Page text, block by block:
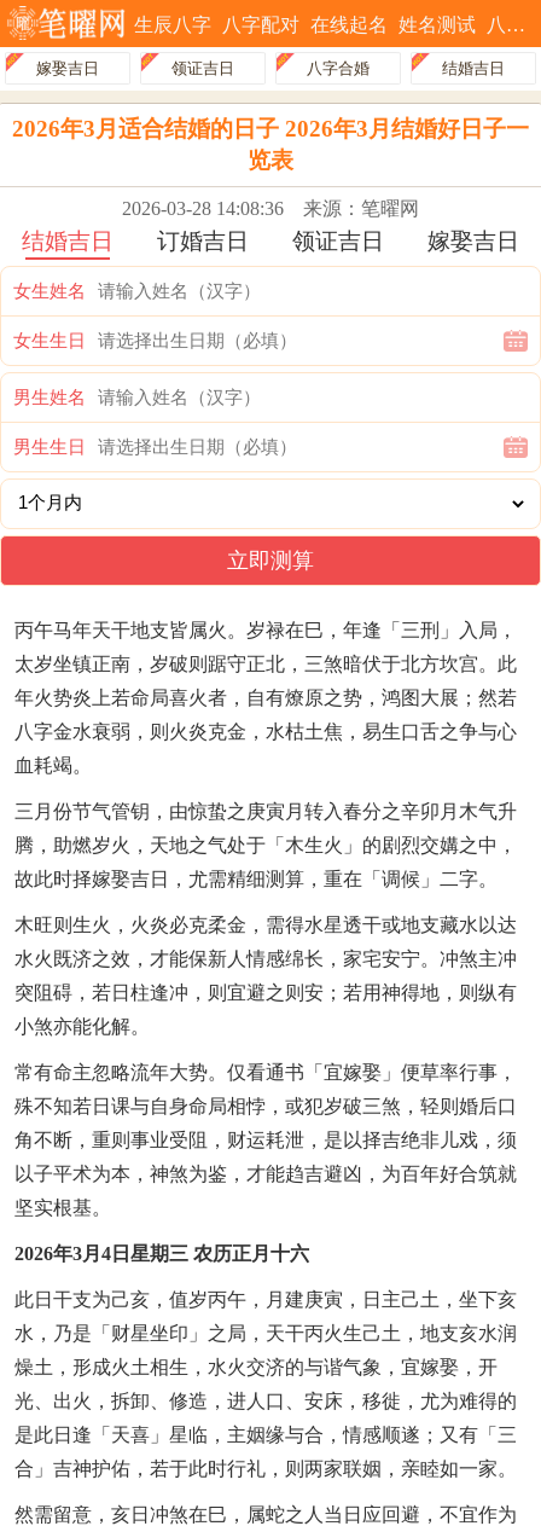
生辰八字 八字配对 在线起名 姓名测试 八字排盘
嫁娶吉日 领证吉日 八字合婚 结婚吉日
2026年3月适合结婚的日子 2026年3月结婚好日子一
览表
2026-03-28 14:08:36 来源：笔曜网
结婚吉日 订婚吉日 领证吉日 嫁娶吉日
女生姓名
女生生日
男生姓名
男生生日
立即测算
丙午马年天干地支皆属火。岁禄在巳，年逢「三刑」入局，
太岁坐镇正南，岁破则踞守正北，三煞暗伏于北方坎宫。此
年火势炎上若命局喜火者，自有燎原之势，鸿图大展；然若
八字金水衰弱，则火炎克金，水枯土焦，易生口舌之争与心
血耗竭。
三月份节气管钥，由惊蛰之庚寅月转入春分之辛卯月木气升
腾，助燃岁火，天地之气处于「木生火」的剧烈交媾之中，
故此时择嫁娶吉日，尤需精细测算，重在「调候」二字。
木旺则生火，火炎必克柔金，需得水星透干或地支藏水以达
水火既济之效，才能保新人情感绵长，家宅安宁。冲煞主冲
突阻碍，若日柱逢冲，则宜避之则安；若用神得地，则纵有
小煞亦能化解。
常有命主忽略流年大势。仅看通书「宜嫁娶」便草率行事，
殊不知若日课与自身命局相悖，或犯岁破三煞，轻则婚后口
角不断，重则事业受阻，财运耗泄，是以择吉绝非儿戏，须
以子平术为本，神煞为鉴，才能趋吉避凶，为百年好合筑就
坚实根基。
2026年3月4日星期三 农历正月十六
此日干支为己亥，值岁丙午，月建庚寅，日主己土，坐下亥
水，乃是「财星坐印」之局，天干丙火生己土，地支亥水润
燥土，形成火土相生，水火交济的与谐气象，宜嫁娶，开
光、出火，拆卸、修造，进人口、安床，移徙，尤为难得的
是此日逢「天喜」星临，主姻缘与合，情感顺遂；又有「三
合」吉神护佑，若于此时行礼，则两家联姻，亲睦如一家。
然需留意，亥日冲煞在巳，属蛇之人当日应回避，不宜作为